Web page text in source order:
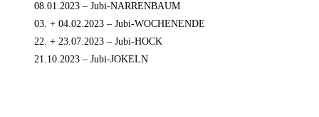
08.01.2023 – Jubi-NARRENBAUM
03. + 04.02.2023 – Jubi-WOCHENENDE
22. + 23.07.2023 – Jubi-HOCK
21.10.2023 – Jubi-JOKELN